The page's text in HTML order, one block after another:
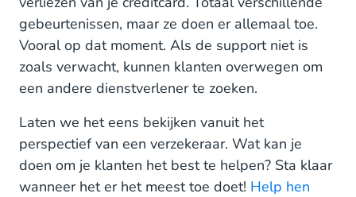
gebeurtenissen, maar ze doen er allemaal toe.
Vooral op dat moment. Als de support niet is
zoals verwacht, kunnen klanten overwegen om
een andere dienstverlener te zoeken.
Laten we het eens bekijken vanuit het
perspectief van een verzekeraar. Wat kan je
doen om je klanten het best te helpen? Sta klaar
wanneer het er het meest toe doet! Help hen